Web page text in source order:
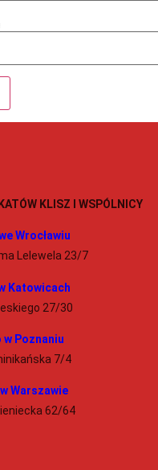
KLISZ I WSPÓLNICY
Wrocławiu
Lelewela 23/7
Katowicach
27/30
w Poznaniu
7/4
Warszawie
62/64